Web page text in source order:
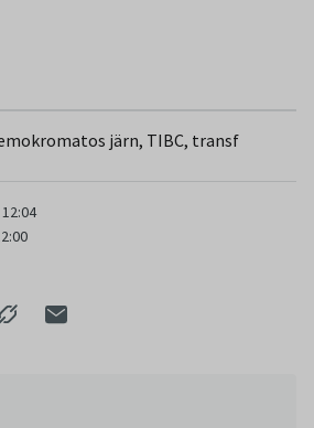
i förhållande till den
är beställda i kombination. Vid
Vid abnormt stora järndepåer
transferrin normal men
än 0,80.
järn, TIBC, transf